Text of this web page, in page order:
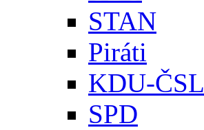
STAN
Piráti
KDU-ČSL
SPD